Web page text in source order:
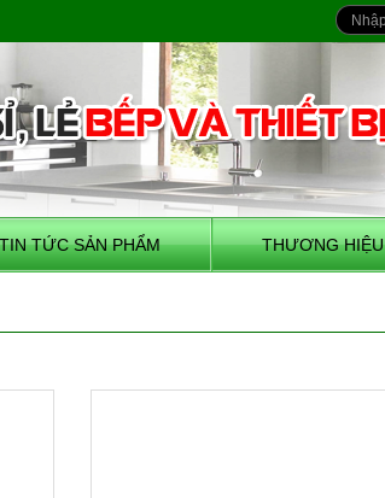
TIN TỨC SẢN PHẨM THƯƠNG HIỆU